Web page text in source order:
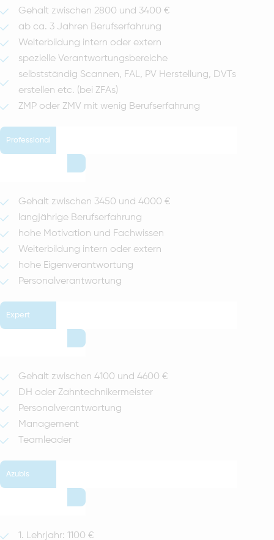
Gehalt zwischen 2800 und 3400 €
ab ca. 3 Jahren Berufserfahrung
Weiterbildung intern oder extern
spezielle Verantwortungsbereiche
selbstständig Scannen, FAL, PV Herstellung, DVTs
erstellen etc. (bei ZFAs)
ZMP oder ZMV mit wenig Berufserfahrung
Professional
Gehalt zwischen 3450 und 4000 €
langjährige Berufserfahrung
hohe Motivation und Fachwissen
Weiterbildung intern oder extern
hohe Eigenverantwortung
Personalverantwortung
Expert
Gehalt zwischen 4100 und 4600 €
DH oder Zahntechnikermeister
Personalverantwortung
Management
Teamleader
Azubis
1. Lehrjahr: 1100 €